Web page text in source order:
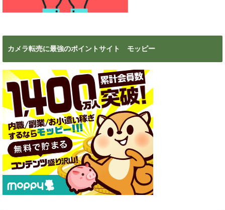
カメラ転売に最強のポイントサイト モッピー